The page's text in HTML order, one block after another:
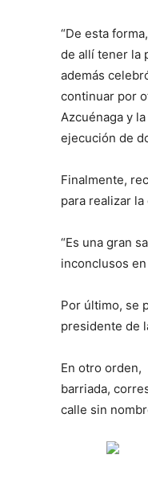
“De esta
de allí tener la
además
continuar por
Azcuénaga y
ejecución de
Finalmente,
para realizar
“Es una gran
inconclusos
Por último, se
presidente de
En otro orden,
barriada,
calle sin